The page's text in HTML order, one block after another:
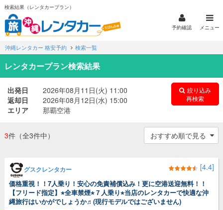
検索結果（レンタカープラン）
予約確認 メニュー
沖縄レンタカー 格安予約 検索一覧
レンタカープラン検索結果
出発日
2026年08月11日(火) 11:00
返却日
2026年08月12日(水) 15:00
エリア
那覇空港
絞り込み
再検索
3件（全3件中）
グスクレンタカー [4.4]
価格重視！！7人乗り！安心の免責補償込み！更に空港送迎無料！！
【フリード指定】⭐︎全車禁煙⭐︎７人乗り⭐︎当店のレンタカーで快適な沖
縄旅行はいかがでしょうか♬(現行モデルではございません)